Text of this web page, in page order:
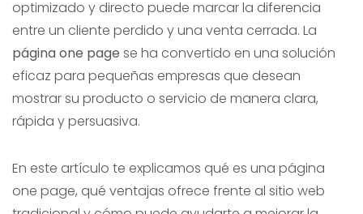
optimizado y directo puede marcar la diferencia
entre un cliente perdido y una venta cerrada. La
página one page se ha convertido en una solución
eficaz para pequeñas empresas que desean
mostrar su producto o servicio de manera clara,
rápida y persuasiva.
En este artículo te explicamos qué es una página
one page, qué ventajas ofrece frente al sitio web